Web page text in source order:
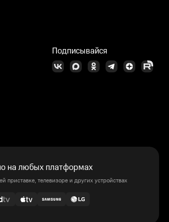
Подписывайся
на любых платформах
приставке, телевизоре и других устройствах